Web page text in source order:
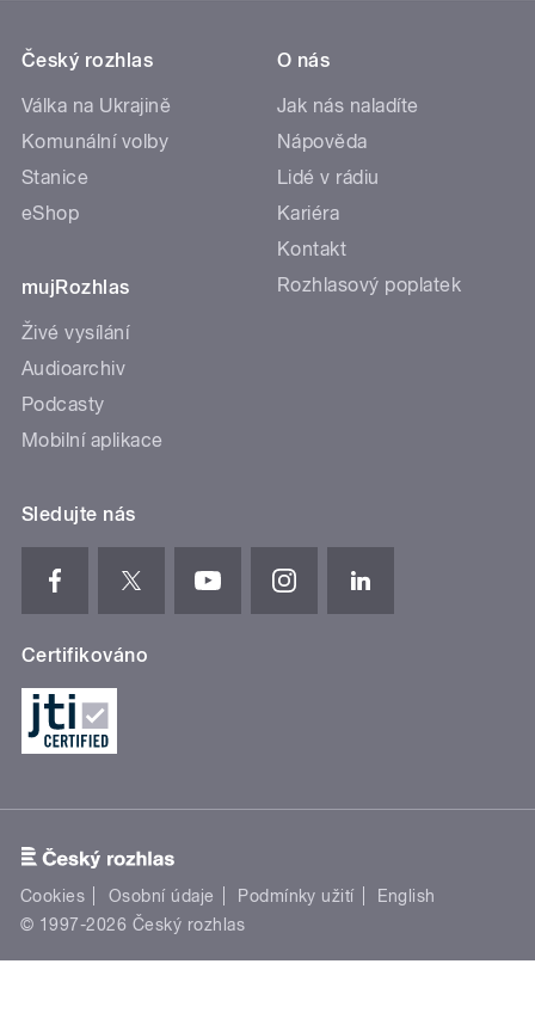
Český rozhlas
Válka na Ukrajině
Komunální volby
Stanice
eShop
mujRozhlas
Živé vysílání
Audioarchiv
Podcasty
Mobilní aplikace
O nás
Jak nás naladíte
Nápověda
Lidé v rádiu
Kariéra
Kontakt
Rozhlasový poplatek
Sledujte nás
Certifikováno
Cookies Osobní údaje Podmínky užití
English
© 1997-2026 Český rozhlas